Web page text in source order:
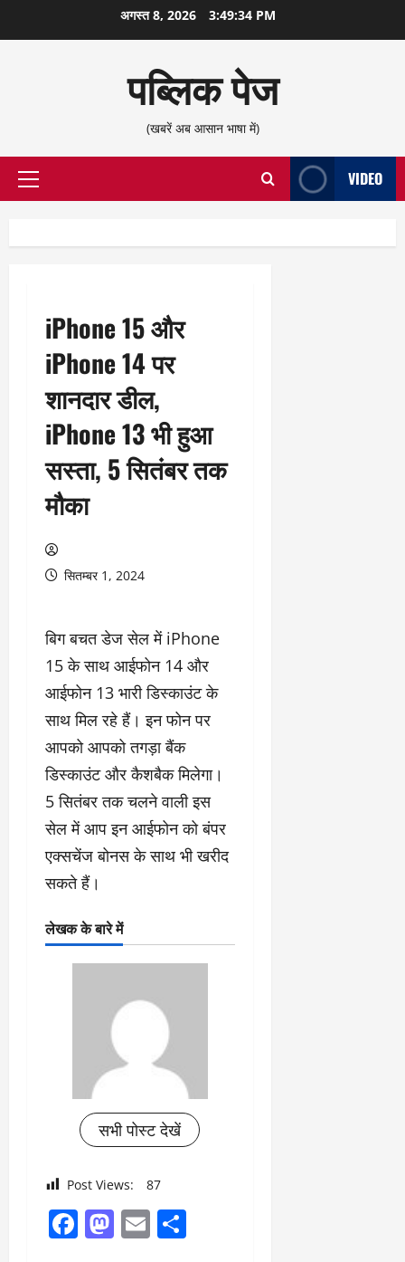
सामग्री
अगस्त 8, 2026 3:49:35 PM
पब्लिक पेज
(खबरें अब आसान भाषा में)
प्राथमिक
VIDEO
iPhone 15 और
iPhone 14 पर
शानदार डील,
iPhone 13 भी हुआ
सस्ता, 5 सितंबर तक
मौका
सितम्बर 1, 2024
बिग बचत डेज सेल में iPhone
15 के साथ आईफोन 14 और
आईफोन 13 भारी डिस्काउंट के
साथ मिल रहे हैं। इन फोन पर
आपको आपको तगड़ा बैंक
डिस्काउंट और कैशबैक मिलेगा।
5 सितंबर तक चलने वाली इस
सेल में आप इन आईफोन को बंपर
एक्सचेंज बोनस के साथ भी खरीद
सकते हैं।
लेखक के बारे में
सभी पोस्ट देखें
Post Views: 87
Facebook
Mastodon
Email